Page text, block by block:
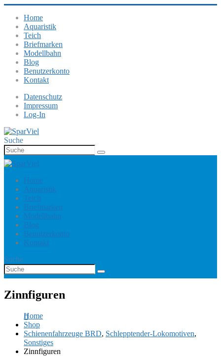
Home
Aquaristik
Teich
Briefmarken
Modellbahn
Blog
Benutzerkonto
Kontakt
Datenschutz
Impressum
Log-In
Suche
Home
Aquaristik
Teich
Briefmarken
Modellbahn
Blog
Benutzerkonto
Kontakt
Suche
Zinnfiguren
Home
Shop
Schienenfahrzeuge BRD, Schlepptender-Lokomotiven,
Sonstiges
Zinnfiguren